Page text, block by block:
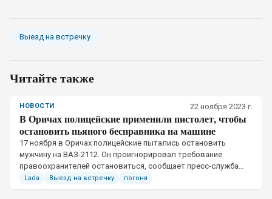
Выезд на встречку
Читайте также
НОВОСТИ 22 ноября 2023 г.
В Оричах полицейские применили пистолет, чтобы
остановить пьяного бесправника на машине
17 ноября в Оричах полицейские пытались остановить
мужчину на ВАЗ-2112. Он проигнорировал требование
правоохранителей остановиться, сообщает пресс-служба
УМВД по Кировской области.
Lada Выезд на встречку погоня